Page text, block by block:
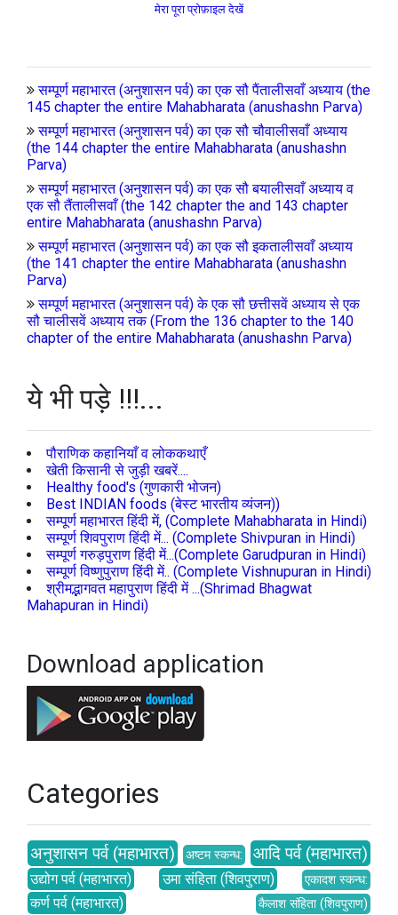
मेरा पूरा प्रोफ़ाइल देखें
सम्पूर्ण महाभारत (अनुशासन पर्व) का एक सौ पैंतालीसवाँ अध्याय (the
145 chapter the entire Mahabharata (anushashn Parva)
सम्पूर्ण महाभारत (अनुशासन पर्व) का एक सौ चौवालीसवाँ अध्याय
(the 144 chapter the entire Mahabharata (anushashn
Parva)
सम्पूर्ण महाभारत (अनुशासन पर्व) का एक सौ बयालीसवाँ अध्याय व
एक सौ तैंतालीसवाँ (the 142 chapter the and 143 chapter
entire Mahabharata (anushashn Parva)
सम्पूर्ण महाभारत (अनुशासन पर्व) का एक सौ इकतालीसवाँ अध्याय
(the 141 chapter the entire Mahabharata (anushashn
Parva)
सम्पूर्ण महाभारत (अनुशासन पर्व) के एक सौ छत्तीसवें अध्याय से एक
सौ चालीसवें अध्याय तक (From the 136 chapter to the 140
chapter of the entire Mahabharata (anushashn Parva)
ये भी पड़े !!!...
पौराणिक कहानियाँ व लोककथाएँ
खेती किसानी से जुड़ी खबरें....
Healthy food's (गुणकारी भोजन)
Best INDIAN foods (बेस्ट भारतीय व्यंजन))
सम्पूर्ण महाभारत हिंदी में, (Complete Mahabharata in Hindi)
सम्पूर्ण शिवपुराण हिंदी में... (Complete Shivpuran in Hindi)
सम्पूर्ण गरुड़पुराण हिंदी में...(Complete Garudpuran in Hindi)
सम्पूर्ण विष्णुपुराण हिंदी में.. (Complete Vishnupuran in Hindi)
श्रीमद्भागवत महापुराण हिंदी में ...(Shrimad Bhagwat
Mahapuran in Hindi)
Download application
Categories
अनुशासन पर्व (महाभारत) अष्टम स्कन्ध: आदि पर्व (महाभारत)
उद्योग पर्व (महाभारत) उमा संहिता (शिवपुराण) एकादश स्कन्ध:
कर्ण पर्व (महाभारत) कैलाश संहिता (शिवपुराण)